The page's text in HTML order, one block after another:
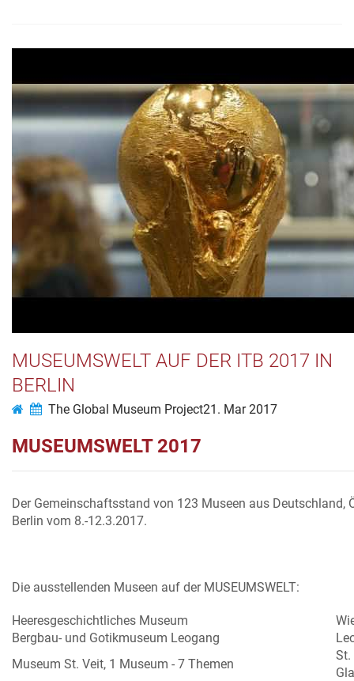
MUSEUMSWELT AUF DER ITB 2017 IN
BERLIN
The Global Museum Project21. Mar 2017
MUSEUMSWELT 2017
Der Gemeinschaftsstand von 123 Museen aus Deutschland,
Berlin vom 8.-12.3.2017.
Die ausstellenden Museen auf der MUSEUMSWELT:
Heeresgeschichtliches Museum
Bergbau- und Gotikmuseum Leogang
Museum St. Veit, 1 Museum - 7 Themen
St.